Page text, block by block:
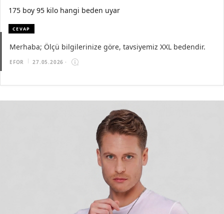
175 boy 95 kilo hangi beden uyar
CEVAP
Merhaba; Ölçü bilgilerinize göre, tavsiyemiz XXL bedendir.
EFOR 27.05.2026 ·